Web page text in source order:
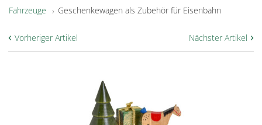
Fahrzeuge Geschenkewagen als Zubehör für Eisenbahn
Nächster Artikel ›
‹ Vorheriger Artikel